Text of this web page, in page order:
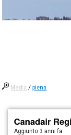
Media /piena
Canadair
Aggiunto 3 anni fa